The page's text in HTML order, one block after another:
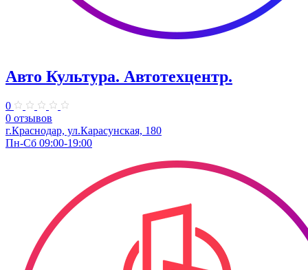
Авто Культура. ​Автотехцентр.
0
0 отзывов
​г.Краснодар, ул.Карасунская, 180
Пн-Сб 09:00-19:00